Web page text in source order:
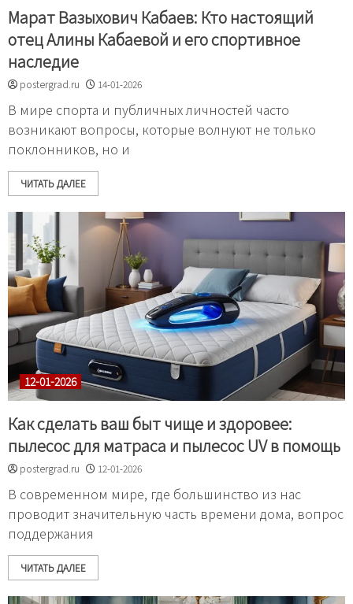
Марат Вазыхович Кабаев: Кто настоящий
отец Алины Кабаевой и его спортивное
наследие
postergrad.ru 14-01-2026
В мире спорта и публичных личностей часто
возникают вопросы, которые волнуют не только
поклонников, но и
ЧИТАТЬ ДАЛЕЕ
12-01-2026
Как сделать ваш быт чище и здоровее:
пылесос для матраса и пылесос UV в помощь
postergrad.ru 12-01-2026
В современном мире, где большинство из нас
проводит значительную часть времени дома, вопрос
поддержания
ЧИТАТЬ ДАЛЕЕ